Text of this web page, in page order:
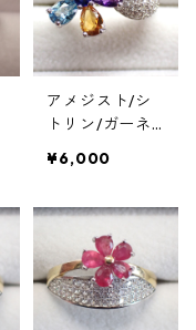
ング
アメジスト/シ
トリン/ガーネ
ト/ブルートパ
K14WGメッキ
リング 3.5g 17
号
¥6,000